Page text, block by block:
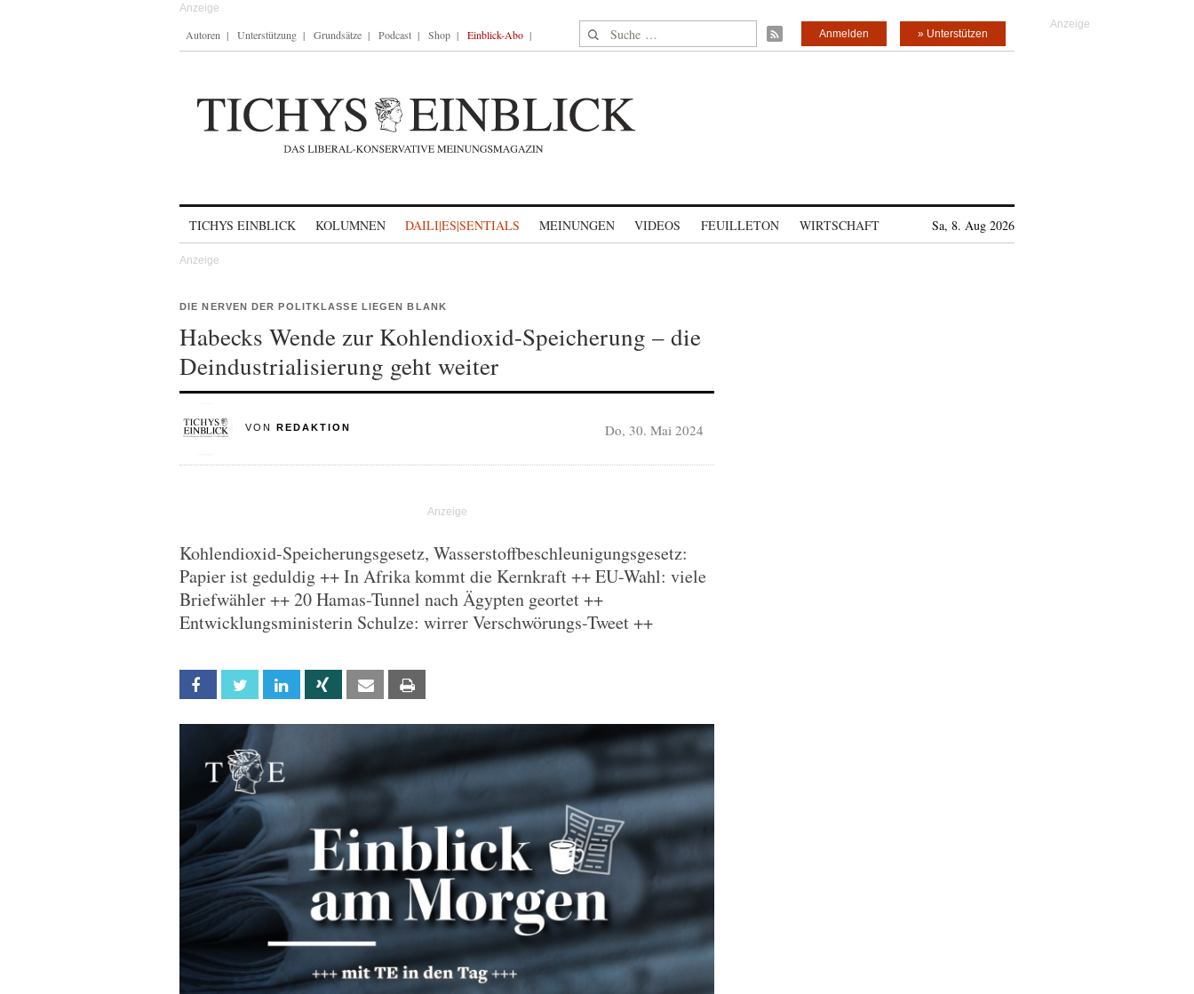
Autoren Unterstützung Grundsätze Podcast Shop Einblick-Abo Suche nach: » Unterstützen
Anmelden
TICHYS EINBLICK KOLUMNEN DAILI|ES|SENTIALS MEINUNGEN VIDEOS FEUILLETON WIRTSCHAFT Sa, 8. Aug 2026
DIE NERVEN DER POLITKLASSE LIEGEN BLANK
Habecks Wende zur Kohlendioxid-Speicherung – die
Deindustrialisierung geht weiter
VON REDAKTION Do, 30. Mai 2024
Kohlendioxid-Speicherungsgesetz, Wasserstoffbeschleunigungsgesetz:
Papier ist geduldig ++ In Afrika kommt die Kernkraft ++ EU-Wahl: viele
Briefwähler ++ 20 Hamas-Tunnel nach Ägypten geortet ++
Entwicklungsministerin Schulze: wirrer Verschwörungs-Tweet ++
Facebook Twitter Linkedin Xing Email